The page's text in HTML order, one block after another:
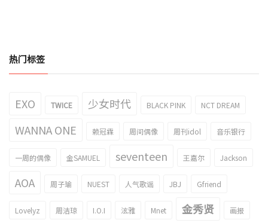
热门标签
EXO TWICE 少女时代 BLACK PINK NCT DREAM
WANNA ONE 赖冠霖 周间偶像 周刊idol 音乐银行
一周的偶像 金SAMUEL seventeen 王嘉尔 Jackson
AOA 周子瑜 NUEST 人气歌谣 JBJ Gfriend
Lovelyz 周洁琼 I.O.I 泫雅 Mnet 金秀贤 画报